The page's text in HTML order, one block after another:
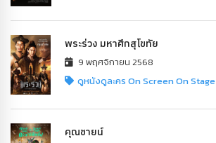
พระร่วง มหาศึกสุโขทัย
9 พฤศจิกายน 2568
ดูหนังดูละคร On Screen On Stage
คุณชายน์